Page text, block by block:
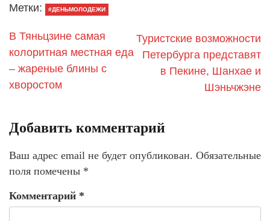
Метки: #ДЕНЬМОЛОДЕЖИ
В Тяньцзине самая
колоритная местная еда
– жареные блины с
хворостом
Туристские возможности
Петербурга представят
в Пекине, Шанхае и
Шэньчжэне
Добавить комментарий
Ваш адрес email не будет опубликован. Обязательные
поля помечены *
Комментарий *